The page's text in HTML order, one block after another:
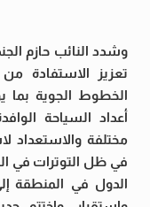
وشدد النائب حازم
تعزيز الاستفادة
الخطوط الجوية بما
أعداد السياحة
مختلفة والاستعداد
في ظل التوترات في
الدول في المنطقة